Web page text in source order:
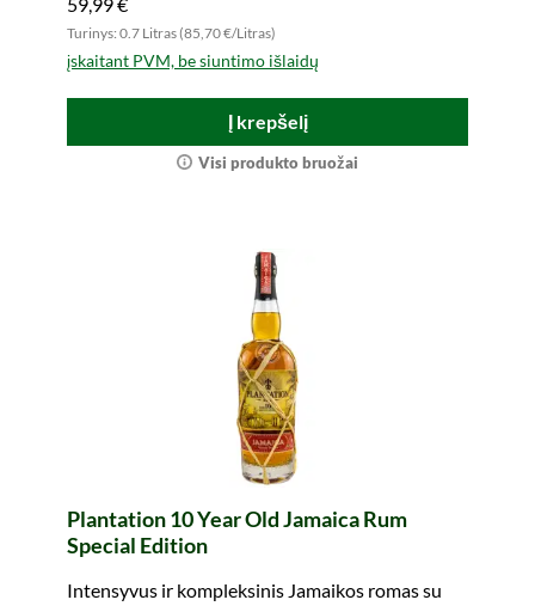
Turinys: 0.7 Litras (85,70 €/Litras)
įskaitant PVM, be siuntimo išlaidų
Į krepšelį
Visi produkto bruožai
Plantation 10 Year Old Jamaica Rum
Special Edition
Intensyvus ir kompleksinis Jamaikos romas su